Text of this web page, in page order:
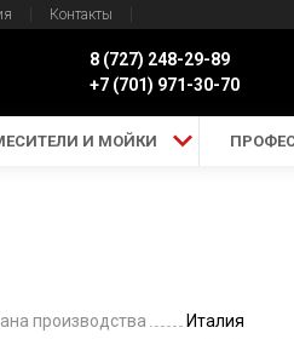
Контакты
8 (727) 248-29-89
+7 (701) 971-30-70
И МОЙКИ
производства
Италия